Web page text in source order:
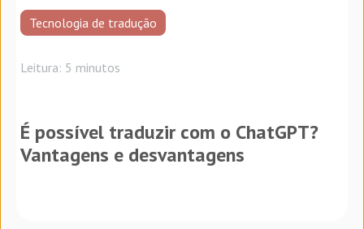
Tecnologia de tradução
Leitura: 5 minutos
É possível traduzir com o ChatGPT?
Vantagens e desvantagens